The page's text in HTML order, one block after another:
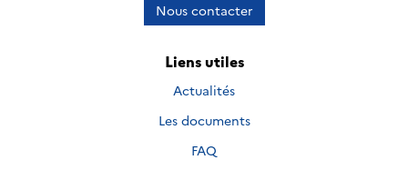
Nous contacter
Liens utiles
Actualités
Les documents
FAQ